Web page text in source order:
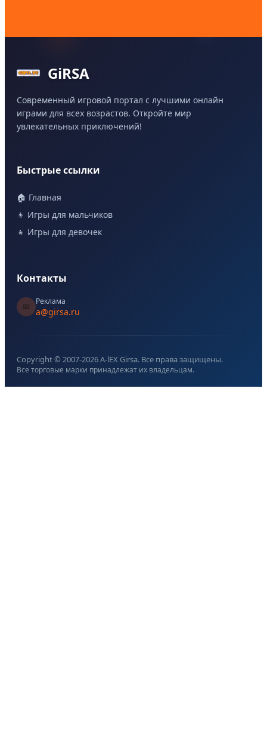
GiRSA
Современный игровой портал с лучшими онлайн
играми для всех возрастов. Откройте мир
увлекательных приключений!
Быстрые ссылки
🏠 Главная
👦 Игры для мальчиков
👧 Игры для девочек
Контакты
📧
Реклама
a@girsa.ru
Copyright © 2007-2026A-lEX Girsa. Все права защищены.
Все торговые марки принадлежат их владельцам.